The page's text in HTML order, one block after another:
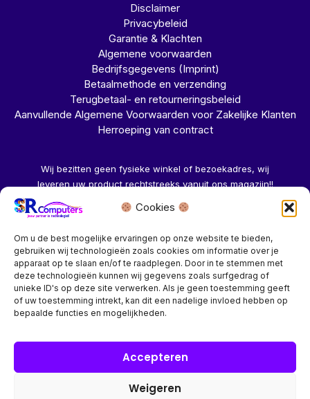
Cookies
Om u de best mogelijke ervaringen op onze website te bieden,
gebruiken wij technologieën zoals cookies om informatie over je
apparaat op te slaan en/of te raadplegen. Door in te stemmen met
deze technologieën kunnen wij gegevens zoals surfgedrag of
unieke ID's op deze site verwerken. Als je geen toestemming geeft
of uw toestemming intrekt, kan dit een nadelige invloed hebben op
bepaalde functies en mogelijkheden.
Accepteren
Weigeren
Disclaimer
Privacybeleid
Garantie & Klachten
Algemene voorwaarden
Bedrijfsgegevens (Imprint)
Betaalmethode en verzending
Terugbetaal- en retourneringsbeleid
Aanvullende Algemene Voorwaarden voor Zakelijke Klanten
Herroeping van contract
Wij bezitten geen fysieke winkel of bezoekadres, wij
leveren uw product rechtstreeks vanuit ons magazijn!!
Herroeping aanvragen →
Bedrijf? vraag een account aan voor speciale prijzen!